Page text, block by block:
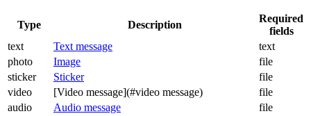
Type Description
Required
fields
text
Text message
text
photo
Image
file
sticker
Sticker
file
video
[Video message](#video message)
file
audio
Audio message file